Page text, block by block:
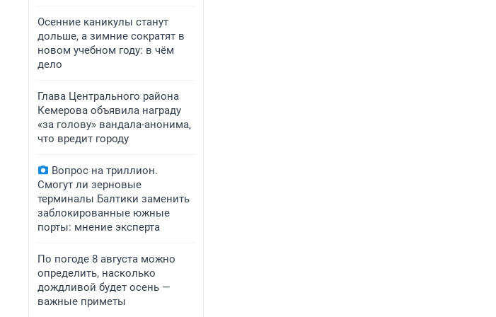
Осенние каникулы станут
дольше, а зимние сократят в
новом учебном году: в чём
дело
Глава Центрального района
Кемерова объявила награду
«за голову» вандала-анонима,
что вредит городу
Вопрос на триллион.
Смогут ли зерновые
терминалы Балтики заменить
заблокированные южные
порты: мнение эксперта
По погоде 8 августа можно
определить, насколько
дождливой будет осень —
важные приметы